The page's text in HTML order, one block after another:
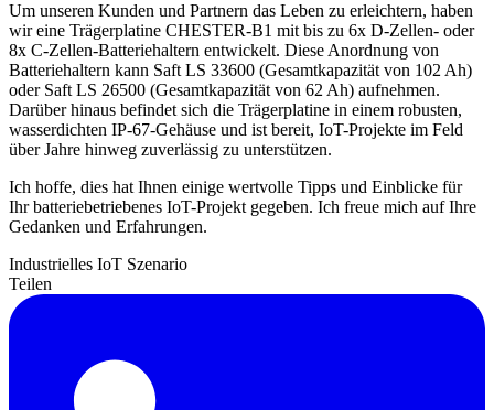
Um unseren Kunden und Partnern das Leben zu erleichtern, haben
wir eine Trägerplatine CHESTER-B1 mit bis zu 6x D-Zellen- oder
8x C-Zellen-Batteriehaltern entwickelt. Diese Anordnung von
Batteriehaltern kann Saft LS 33600 (Gesamtkapazität von 102 Ah)
oder Saft LS 26500 (Gesamtkapazität von 62 Ah) aufnehmen.
Darüber hinaus befindet sich die Trägerplatine in einem robusten,
wasserdichten IP-67-Gehäuse und ist bereit, IoT-Projekte im Feld
über Jahre hinweg zuverlässig zu unterstützen.
Ich hoffe, dies hat Ihnen einige wertvolle Tipps und Einblicke für
Ihr batteriebetriebenes IoT-Projekt gegeben. Ich freue mich auf Ihre
Gedanken und Erfahrungen.
Industrielles IoT Szenario
Teilen